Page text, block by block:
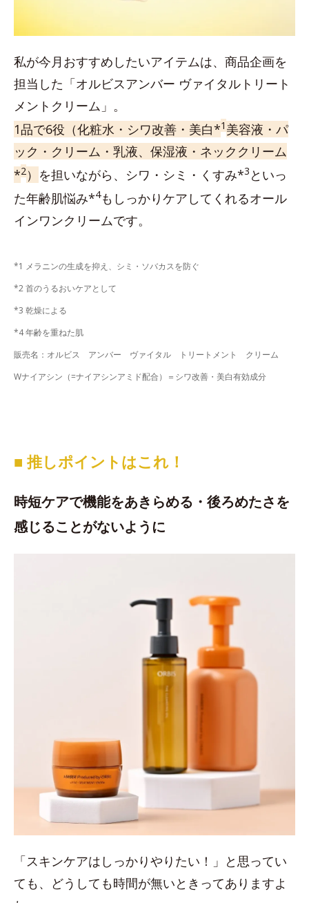
私が今月おすすめしたいアイテムは、商品企画を
担当した「オルビスアンバー ヴァイタルトリート
メントクリーム」。
1品で6役（化粧水・シワ改善・美白*1 美容液・パ
ック・クリーム・乳液、保湿液・ネッククリーム
*2 ） を担いながら、シワ・シミ・くすみ*3 といっ
た年齢肌悩み*4もしっかりケアしてくれるオール
インワンクリームです。
*1 メラニンの生成を抑え、シミ・ソバカスを防ぐ
*2 首のうるおいケアとして
*3 乾燥による
*4 年齢を重ねた肌
販売名：オルビス アンバー ヴァイタル トリートメント クリーム
Wナイアシン（=ナイアシンアミド配合）＝シワ改善・美白有効成分
■ 推しポイントはこれ！
時短ケアで機能をあきらめる・後ろめたさを
感じることがないように
「スキンケアはしっかりやりたい！」と思ってい
ても、どうしても時間が無いときってありますよ